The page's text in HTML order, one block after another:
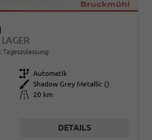
Tageszulassung
Getriebe Automatik
Außenfarbe
Shadow Grey Metallic ()
Kilometerstand
20 km
DETAILS